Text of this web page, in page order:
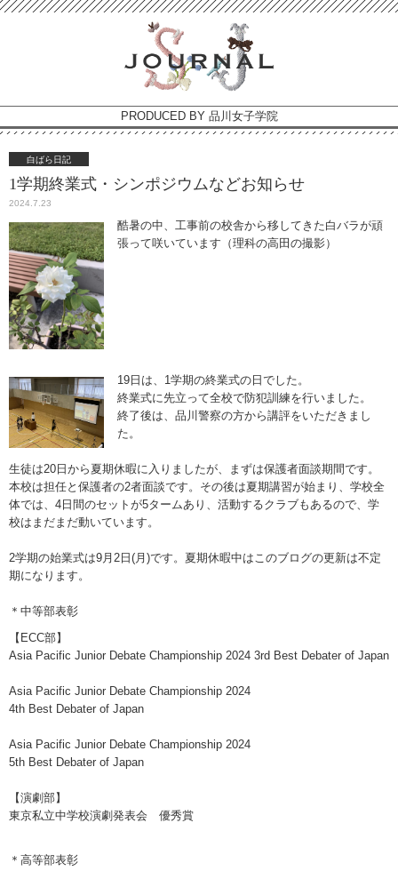
PRODUCED BY 品川女子学院
白ばら日記
1学期終業式・シンポジウムなどお知らせ
2024.7.23
酷暑の中、工事前の校舎から移してきた白バラが頑
張って咲いています（理科の高田の撮影）
19日は、1学期の終業式の日でした。
終業式に先立って全校で防犯訓練を行いました。
終了後は、品川警察の方から講評をいただきまし
た。
生徒は20日から夏期休暇に入りましたが、まずは保護者面談期間です。
本校は担任と保護者の2者面談です。その後は夏期講習が始まり、学校全
体では、4日間のセットが5タームあり、活動するクラブもあるので、学
校はまだまだ動いています。
2学期の始業式は9月2日(月)です。夏期休暇中はこのブログの更新は不定
期になります。
＊中等部表彰
【ECC部】
Asia Pacific Junior Debate Championship 2024 3rd Best Debater of Japan
Asia Pacific Junior Debate Championship 2024
4th Best Debater of Japan
Asia Pacific Junior Debate Championship 2024
5th Best Debater of Japan
【演劇部】
東京私立中学校演劇発表会 優秀賞
＊高等部表彰